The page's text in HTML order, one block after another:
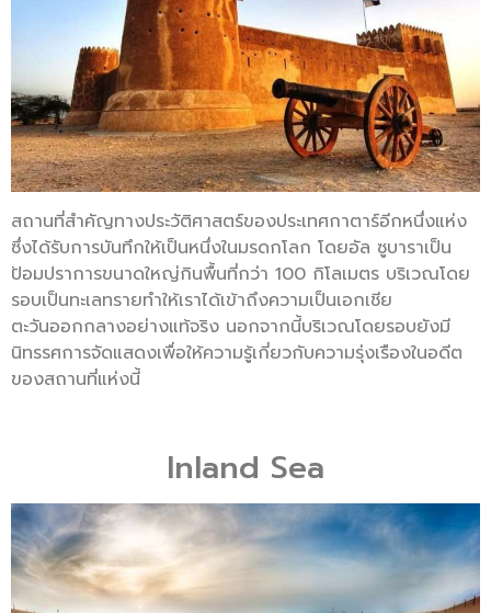
สถานที่สำคัญทางประวัติศาสตร์ของประเทศกาตาร์อีกหนึ่งแห่ง
ซึ่งได้รับการบันทึกให้เป็นหนึ่งในมรดกโลก โดยอัล ซูบาราเป็น
ป้อมปราการขนาดใหญ่กินพื้นที่กว่า 100 กิโลเมตร บริเวณโดย
รอบเป็นทะเลทรายทำให้เราได้เข้าถึงความเป็นเอกเชีย
ตะวันออกกลางอย่างแท้จริง นอกจากนี้บริเวณโดยรอบยังมี
นิทรรศการจัดแสดงเพื่อให้ความรู้เกี่ยวกับความรุ่งเรืองในอดีต
ของสถานที่แห่งนี้
Inland Sea